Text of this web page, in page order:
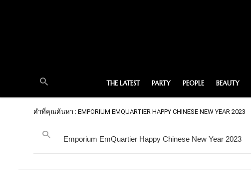
THE LATEST PARTY PEOPLE BEAUTY
คำที่คุณค้นหา : EMPORIUM EMQUARTIER HAPPY CHINESE NEW YEAR 2023